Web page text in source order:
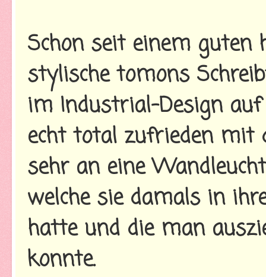
Schon seit einem
stylische tomons
im Industrial-Design
echt total zufrieden mit
sehr an eine
welche sie damals in
hatte und die man
konnte.